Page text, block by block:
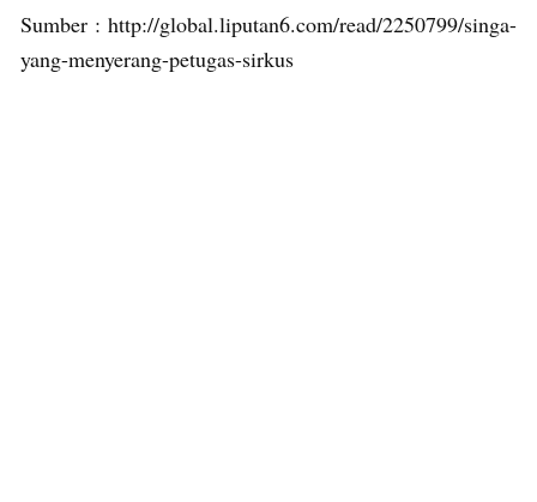
Sumber : http://global.liputan6.com/read/2250799/singa-
yang-menyerang-petugas-sirkus